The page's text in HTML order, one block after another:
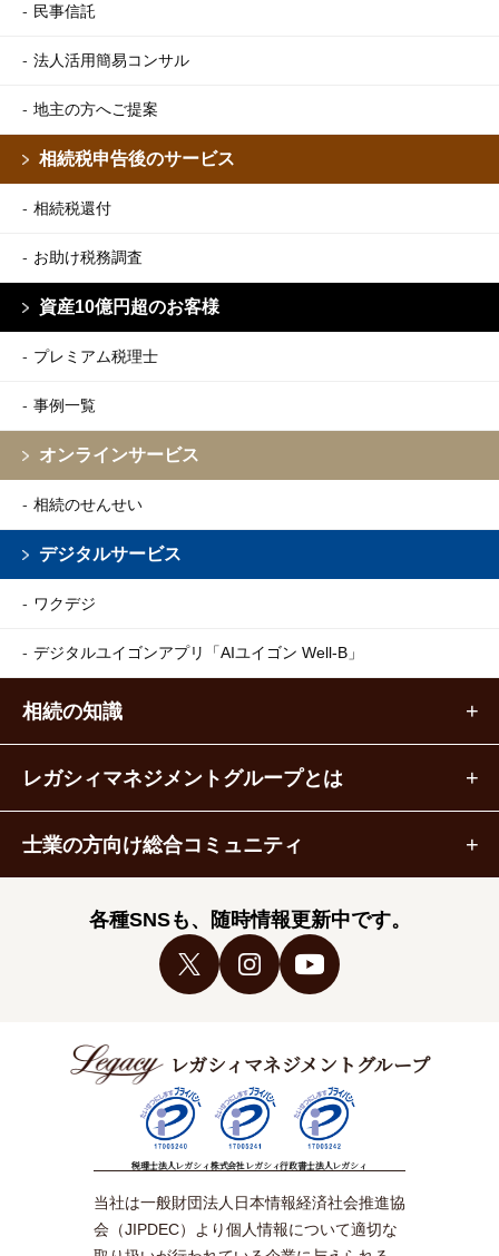
民事信託
法人活用簡易コンサル
地主の方へご提案
相続税申告後のサービス
相続税還付
お助け税務調査
資産10億円超のお客様
プレミアム税理士
事例一覧
オンラインサービス
相続のせんせい
デジタルサービス
ワクデジ
デジタルユイゴンアプリ 「AIユイゴン Well-B」
相続の知識
レガシィマネジメントグループとは
士業の方向け総合コミュニティ
各種SNSも、随時情報更新中です。
レガシィマネジメントグループ
税理士法人レガシィ株式会社レガシィ行政書士法人レガシィ
当社は一般財団法人日本情報経済社会推進協
会（JIPDEC）より個人情報について適切な